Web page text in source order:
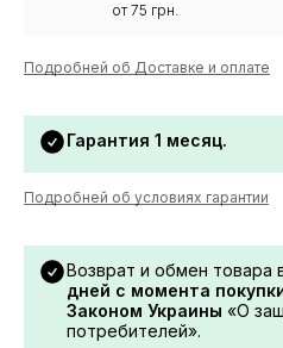
от 75 грн.
Подробней об Доставке и оплате
Гарантия 1 месяц.
Подробней об условиях гарантии
Возврат и обмен товара
дней с момента
Законом Украины «О
потребителей».